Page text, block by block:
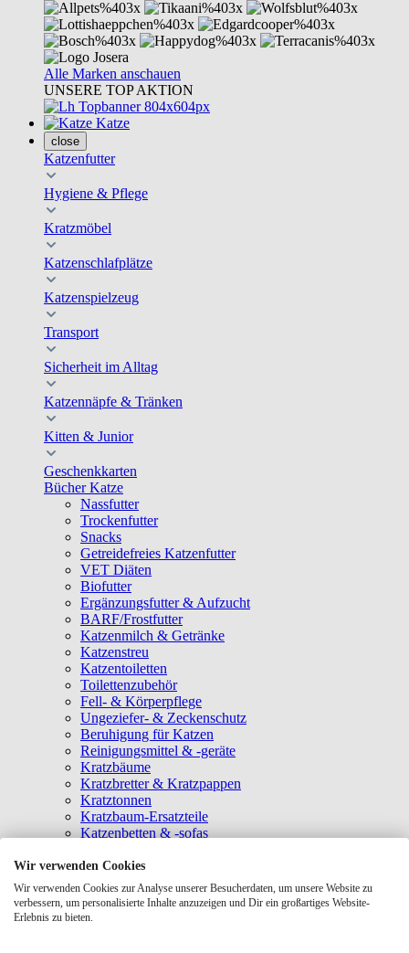
Alle Marken anschauen
UNSERE TOP AKTION
Katze
close
Katzenfutter
Hygiene & Pflege
Kratzmöbel
Katzenschlafplätze
Katzenspielzeug
Transport
Sicherheit im Alltag
Katzennäpfe & Tränken
Kitten & Junior
Geschenkkarten
Bücher Katze
Nassfutter
Trockenfutter
Snacks
Getreidefreies Katzenfutter
VET Diäten
Biofutter
Ergänzungsfutter & Aufzucht
BARF/Frostfutter
Katzenmilch & Getränke
Katzenstreu
Katzentoiletten
Toilettenzubehör
Fell- & Körperpflege
Ungeziefer- & Zeckenschutz
Beruhigung für Katzen
Reinigungsmittel & -geräte
Kratzbäume
Kratzbretter & Kratzpappen
Kratztonnen
Kratzbaum-Ersatzteile
Katzenbetten & -sofas
Katzenhäuser
Hängematten & Fensterliegeplätze
Katzendecken & -matten
Baldrian- & Catnipspielzeug
Wir verwenden Cookies
Wir verwenden Cookies zur Analyse unserer Besucherdaten, um unsere Website zu
verbessern, um personalisierte Inhalte anzuzeigen und Dir ein großartiges Website-
Erlebnis zu bieten.